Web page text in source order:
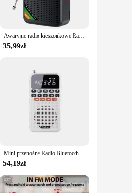
its robust performance
signal strength.
individual looking for a
Awaryjne radio kieszonkowe Radio FM AM SW Wbudowany głośnik Radio na baterie Obsługa automatycznego wyszukiwania Pointer Radio kieszonkowe dla starszych osób
35,99zł
Mini przenośne Radio Bluetooth 5.0 FM podwójna antena kieszonkowy odbiornik radiowy karta TF do głośnika odtwarzacz muzyki z latarką LED
54,19zł